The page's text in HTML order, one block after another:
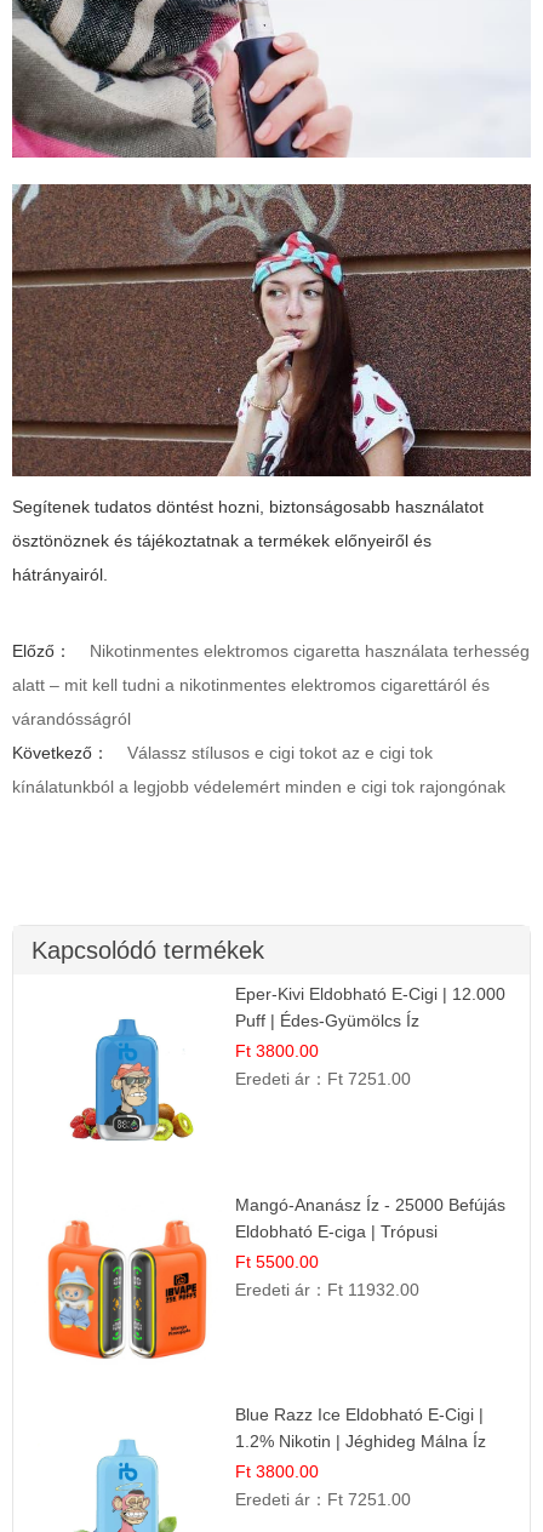
Segítenek tudatos döntést hozni, biztonságosabb használatot
ösztönöznek és tájékoztatnak a termékek előnyeiről és
hátrányairól.
Előző：
Nikotinmentes elektromos cigaretta használata terhesség
alatt – mit kell tudni a nikotinmentes elektromos cigarettáról és
várandósságról
Következő：
Válassz stílusos e cigi tokot az e cigi tok
kínálatunkból a legjobb védelemért minden e cigi tok rajongónak
Kapcsolódó termékek
Eper-Kivi Eldobható E-Cigi | 12.000
Puff | Édes-Gyümölcs Íz
Ft 3800.00
Eredeti ár： Ft 7251.00
Mangó-Ananász Íz - 25000 Befújás
Eldobható E-ciga | Trópusi
Gyümölcs Élmény!
Ft 5500.00
Eredeti ár： Ft 11932.00
Blue Razz Ice Eldobható E-Cigi |
1.2% Nikotin | Jéghideg Málna Íz
Ft 3800.00
Eredeti ár： Ft 7251.00